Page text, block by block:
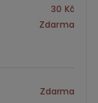
30 Kč
Zdarma
Zdarma